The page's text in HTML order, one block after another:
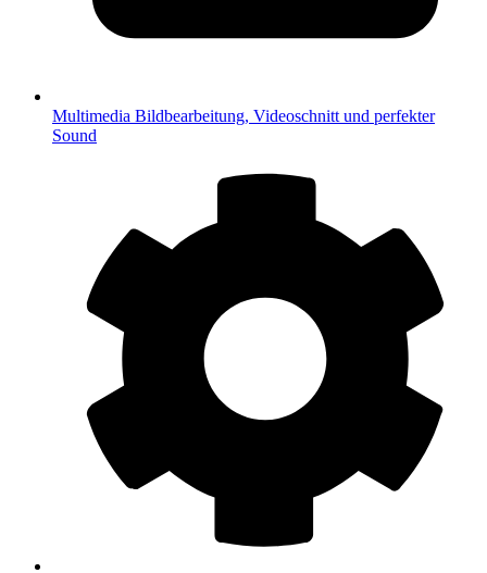
Multimedia Bildbearbeitung, Videoschnitt und perfekter
Sound